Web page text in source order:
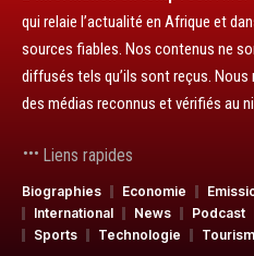
qui relaie l’actualité en Afrique et
sources fiables. Nos contenus ne
diffusés tels qu’ils sont reçus.
des médias reconnus et vérifiés au
Liens rapides
Biographies Economie
International
News Podcast
Sports
Technologie